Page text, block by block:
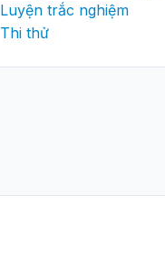
Luyện trắc nghiệm
Thi thử